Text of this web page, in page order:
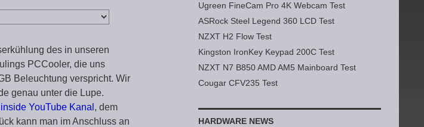
des in unseren
PCCooler, die uns
Beleuchtung verspricht. Wir
genau unter die Lupe.
YouTube Kanal , dem
kann man im Anschluss an
Ugreen FineCam Pro 4K Webcam Test
ASRock Steel Legend 360 LCD Test
NZXT H2 Flow Test
Kingston IronKey Keypad 200C Test
NZXT N7 B850 AMD AM5 Mainboard Test
Cougar CFV235 Test
HARDWARE NEWS